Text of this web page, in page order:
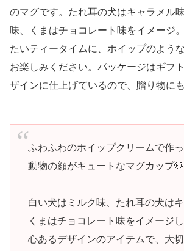
のマグです。たれ耳の犬はキャラメル
味、くまはチョコレート味をイメージ
たいティータイムに、ホイップのよう
お楽しみください。パッケージはギフ
ザインに仕上げているので、贈り物にも
ふわふわのホイップクリームで作
動物の顔がキュートなマグカップ
白い犬はミルク味、たれ耳の犬はキ
くまはチョコレート味をイメージ
心あるデザインのアイテムで、大